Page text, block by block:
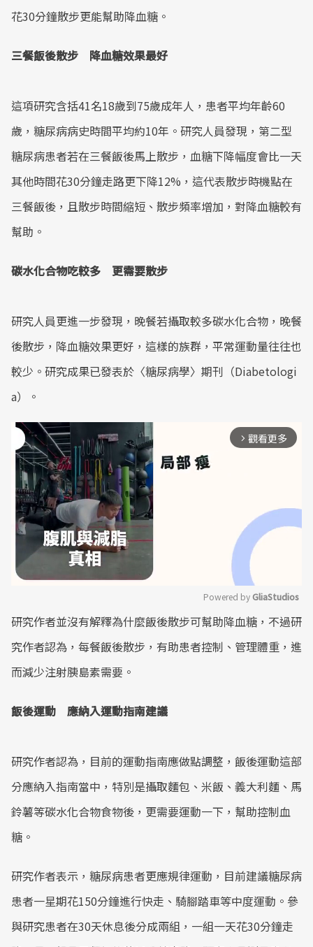
花30分鐘散步更能幫助降血糖。
三餐飯後散步 降血糖效果最好
這項研究含括41名18歲到75歲成年人，患者平均年齡60
歲，糖尿病病史時間平均約10年。研究人員發現，第二型
糖尿病患者若在三餐飯後馬上散步，血糖下降幅度會比一天
其他時間花30分鐘走路更下降12%，這代表散步時機點在
三餐飯後，且散步時間縮短、散步頻率增加，對降血糖較有
幫助。
碳水化合物吃較多 更需要散步
研究人員更進一步發現，晚餐若攝取較多碳水化合物，晚餐
後散步，降血糖效果更好，這樣的族群，平常運動量往往也
較少。研究成果已發表於〈糖尿病學〉期刊（Diabetologi
a）。
arrow_forward_ios 觀看更多
Mute
Powered by GliaStudios
研究作者並沒有解釋為什麼飯後散步可幫助降血糖，不過研
究作者認為，每餐飯後散步，有助患者控制、管理體重，進
而減少注射胰島素需要。
飯後運動 應納入運動指南建議
研究作者認為，目前的運動指南應做點調整，飯後運動這部
分應納入指南當中，特別是攝取麵包、米飯、義大利麵、馬
鈴薯等碳水化合物食物後，更需要運動一下，幫助控制血
糖。
研究作者表示，糖尿病患者更應規律運動，目前建議糖尿病
患者一星期花150分鐘進行快走、騎腳踏車等中度運動。參
與研究患者在30天休息後分成兩組，一組一天花30分鐘走